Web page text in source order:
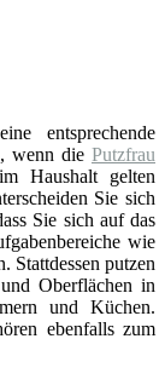
entsprechende
wenn die Putzfrau
Haushalt gelten
Sie sich
Sie sich auf das
wie
Stattdessen putzen
Oberflächen in
und Küchen.
ebenfalls zum